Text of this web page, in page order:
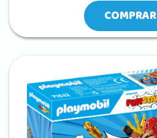
COMPRAR